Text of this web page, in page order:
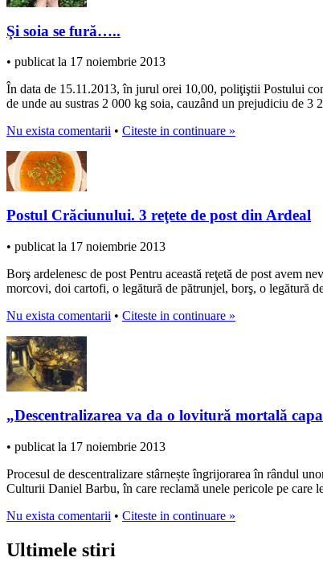
Şi soia se fură…..
• publicat la 17 noiembrie 2013
În data de 15.11.2013, în jurul orei 10,00, poliţiştii Postului
de unde au sustras 2 000 kg soia, cauzând un prejudiciu de 3
Nu exista comentarii • Citeste in continuare »
Postul Crăciunului. 3 reţete de post din Ardeal
• publicat la 17 noiembrie 2013
Borş ardelenesc de post Pentru această reţetă de post avem
morcovi, doi cartofi, o legătură de pătrunjel, borş, o legătură
Nu exista comentarii • Citeste in continuare »
„Descentralizarea va da o lovitură mortală
• publicat la 17 noiembrie 2013
Procesul de descentralizare stârnește îngrijorarea în rândul
Culturii Daniel Barbu, în care reclamă unele pericole pe care
Nu exista comentarii • Citeste in continuare »
Ultimele stiri